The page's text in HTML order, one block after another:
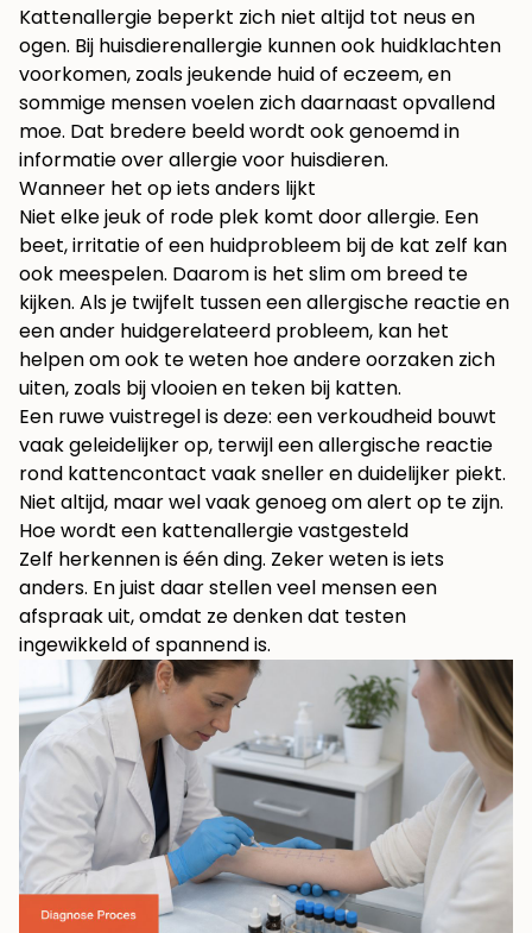
Kattenallergie beperkt zich niet altijd tot neus en
ogen. Bij huisdierenallergie kunnen ook huidklachten
voorkomen, zoals jeukende huid of eczeem, en
sommige mensen voelen zich daarnaast opvallend
moe. Dat bredere beeld wordt ook genoemd in
informatie overallergie voor huisdieren.
Wanneer het op iets anders lijkt
Niet elke jeuk of rode plek komt door allergie. Een
beet, irritatie of een huidprobleem bij de kat zelf kan
ook meespelen. Daarom is het slim om breed te
kijken. Als je twijfelt tussen een allergische reactie en
een ander huidgerelateerd probleem, kan het
helpen om ook te weten hoe andere oorzaken zich
uiten, zoals bijvlooien en teken bij katten.
Een ruwe vuistregel is deze: een verkoudheid bouwt
vaak geleidelijker op, terwijl een allergische reactie
rond kattencontact vaak sneller en duidelijker piekt.
Niet altijd, maar wel vaak genoeg om alert op te zijn.
Hoe wordt een kattenallergie vastgesteld
Zelf herkennen is één ding. Zeker weten is iets
anders. En juist daar stellen veel mensen een
afspraak uit, omdat ze denken dat testen
ingewikkeld of spannend is.